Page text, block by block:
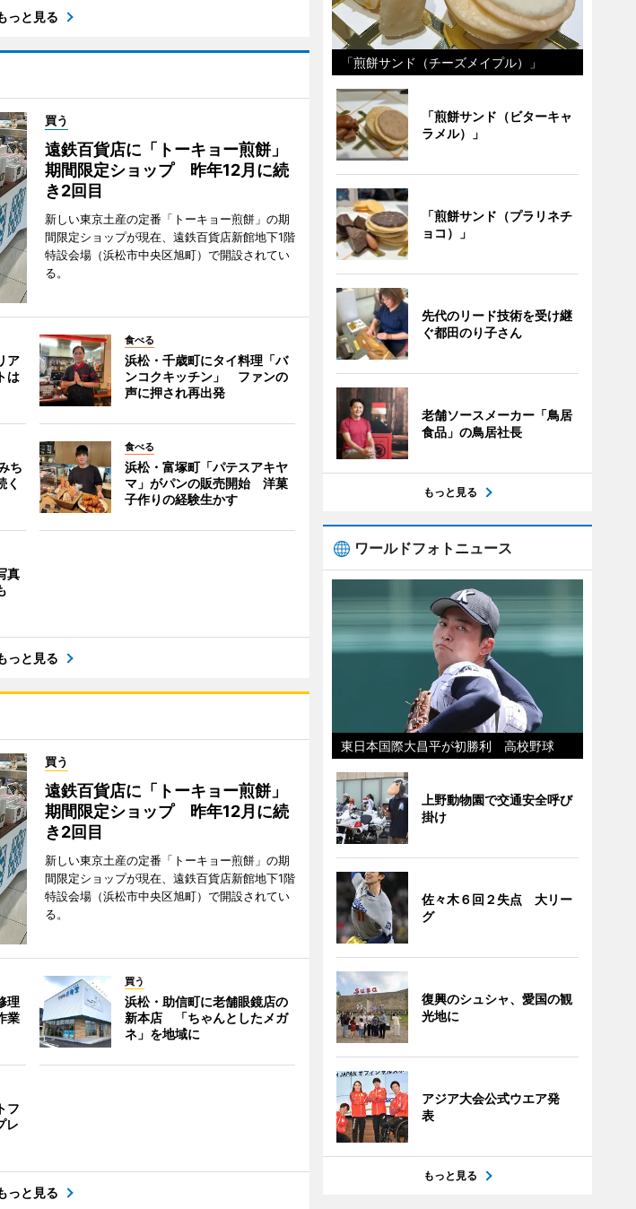
っと見る
買う
遠鉄百貨店に「トーキョー煎餅」
期間限定ショップ 昨年12月に続
き2回目
新しい東京土産の定番「トーキョー煎餅」の期
間限定ショップが現在、遠鉄百貨店新館地下1階
特設会場（浜松市中央区旭町）で開設されてい
る。
ア
は
食べる
浜松・千歳町にタイ料理「バ
ンコクキッチン」 ファンの
声に押され再出発
ち
く
食べる
浜松・富塚町「パテスアキヤ
マ」がパンの販売開始 洋菓
子作りの経験生かす
真
っと見る
買う
遠鉄百貨店に「トーキョー煎餅」
期間限定ショップ 昨年12月に続
き2回目
新しい東京土産の定番「トーキョー煎餅」の期
間限定ショップが現在、遠鉄百貨店新館地下1階
特設会場（浜松市中央区旭町）で開設されてい
る。
理
業
買う
浜松・助信町に老舗眼鏡店の
新本店 「ちゃんとしたメガ
ネ」を地域に
フ
レ
っと見る
「煎餅サンド（チーズメイプル）」
「煎餅サンド（ビターキャ
ラメル）」
「煎餅サンド（プラリネチ
ョコ）」
先代のリード技術を受け継
ぐ都田のり子さん
老舗ソースメーカー「鳥居
食品」の鳥居社長
もっと見る
ワールドフォトニュース
東日本国際大昌平が初勝利 高校野球
上野動物園で交通安全呼び
掛け
佐々木６回２失点 大リー
グ
復興のシュシャ、愛国の観
光地に
アジア大会公式ウエア発
表
もっと見る